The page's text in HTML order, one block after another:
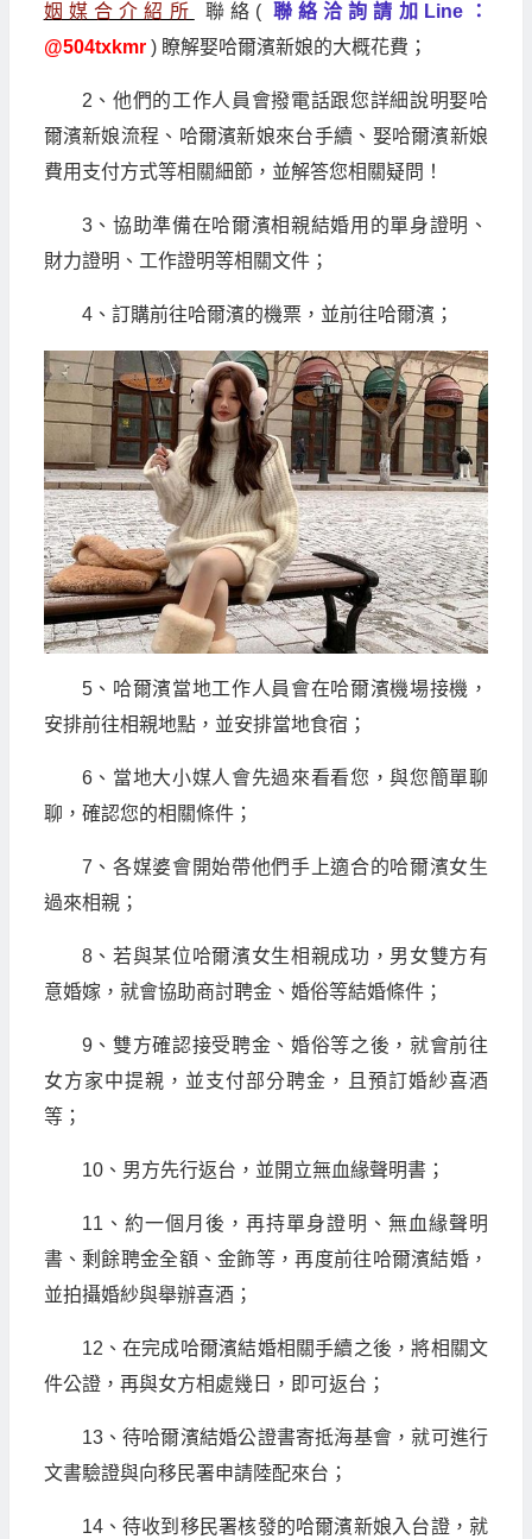
姻媒合介紹所
聯絡( 聯絡洽詢請加Line：
@504txkmr ) 瞭解娶哈爾濱新娘的大概花費；
2、他們的工作人員會撥電話跟您詳細說明娶哈
爾濱新娘流程、哈爾濱新娘來台手續、娶哈爾濱新娘
費用支付方式等相關細節，並解答您相關疑問！
3、協助準備在哈爾濱相親結婚用的單身證明、
財力證明、工作證明等相關文件；
4、訂購前往哈爾濱的機票，並前往哈爾濱；
5、哈爾濱當地工作人員會在哈爾濱機場接機，
安排前往相親地點，並安排當地食宿；
6、當地大小媒人會先過來看看您，與您簡單聊
聊，確認您的相關條件；
7、各媒婆會開始帶他們手上適合的哈爾濱女生
過來相親；
8、若與某位哈爾濱女生相親成功，男女雙方有
意婚嫁，就會協助商討聘金、婚俗等結婚條件；
9、雙方確認接受聘金、婚俗等之後，就會前往
女方家中提親，並支付部分聘金，且預訂婚紗喜酒
等；
10、男方先行返台，並開立無血緣聲明書；
11、約一個月後，再持單身證明、無血緣聲明
書、剩餘聘金全額、金飾等，再度前往哈爾濱結婚，
並拍攝婚紗與舉辦喜酒；
12、在完成哈爾濱結婚相關手續之後，將相關文
件公證，再與女方相處幾日，即可返台；
13、待哈爾濱結婚公證書寄抵海基會，就可進行
文書驗證與向移民署申請陸配來台；
14、待收到移民署核發的哈爾濱新娘入台證，就